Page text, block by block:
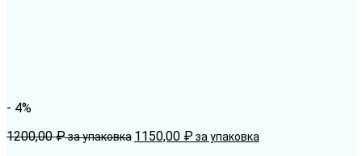
- 4%
1200,00₽за упаковка 1150,00 ₽за упаковка